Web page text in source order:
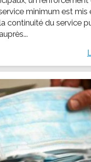
minimum est mis
continuité du service